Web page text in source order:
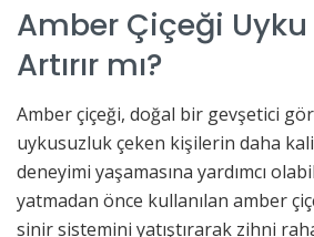
Amber Çiçeği
Artırır mı?
Amber çiçeği, doğal bir gevşetici
uykusuzluk çeken kişilerin daha
deneyimi yaşamasına yardımcı
yatmadan önce kullanılan amber
sinir sistemini yatıştırarak zihni